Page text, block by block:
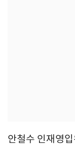
안철수 인재영